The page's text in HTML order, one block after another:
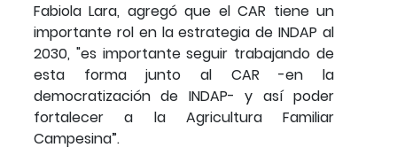
Fabiola Lara, agregó que el CAR tiene un
importante rol en la estrategia de INDAP al
2030, "es importante seguir trabajando de
esta forma junto al CAR -en la
democratización de INDAP- y así poder
fortalecer a la Agricultura Familiar
Campesina”.